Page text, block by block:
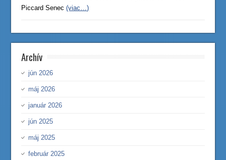
Piccard Senec(viac…)
Archív
jún 2026
máj 2026
január 2026
jún 2025
máj 2025
február 2025